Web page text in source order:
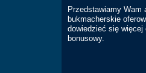
Przedstawiamy Wam
bukmacherskie
dowiedzieć się więcej
bonusowy.